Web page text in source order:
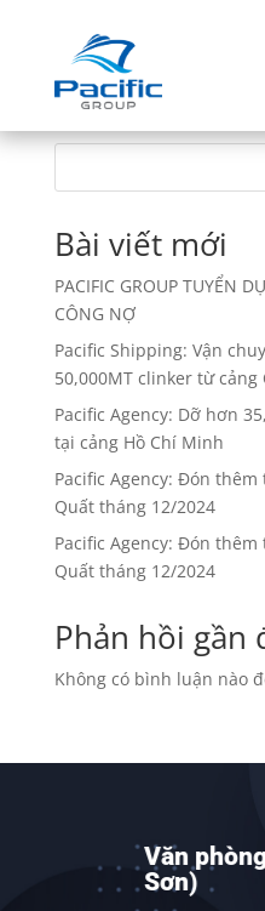
Tuyển dụng
Bài viết mới
PACIFIC GROUP TUYỂN
CÔNG NỢ
Pacific Shipping: Vận
50,000MT clinker từ
Pacific Agency: Dỡ hơn
tại cảng Hồ Chí Minh
Pacific Agency: Đón
Quất tháng 12/2024
Pacific Agency: Đón
Quất tháng 12/2024
Phản hồi gần
Không có bình luận nào
Văn phòng
Sơn)